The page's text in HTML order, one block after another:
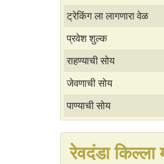
ट्रेकिंग ला लागणारा वेळ
प्रवेश शुल्क
राहण्याची सोय
जेवणाची सोय
पाण्याची सोय
रेवदंडा